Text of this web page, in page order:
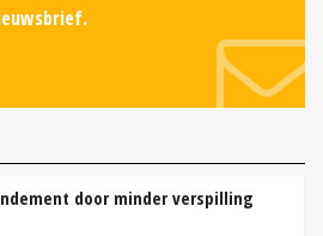
door minder verspilling